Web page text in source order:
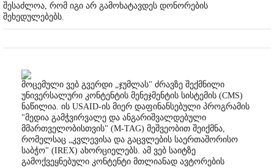
შესაძლოა, რომ იგი არ გამოხატავდეს დონორების
შეხედულებებს.
მოცემული ვებ გვერდი „ჯუმლას" ძრავზე შექმნილი
უნივერსალური კონტენტის მენეჯმენტის სისტემის (CMS)
ნაწილია. ის USAID-ის მიერ დაფინანსებული პროგრამის
"მედია გამჭვირვალე და ანგარიშვალდებული
მმართველობისთვის" (M-TAG) მეშვეობით შეიქმნა,
რომელსაც „კვლევისა და გაცვლების საერთაშორისო
საბჭო" (IREX) ახორციელებს. ამ ვებ საიტზე
გამოქვეყნებული კონტენტი მთლიანად ავტორების